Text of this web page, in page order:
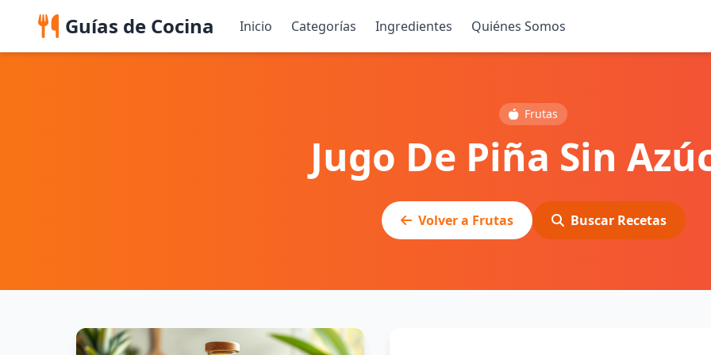
Guías de Cocina Inicio Categorías Ingredientes Quiénes Somos
Frutas
Jugo De Piña Sin
Volver a Frutas Buscar Recetas